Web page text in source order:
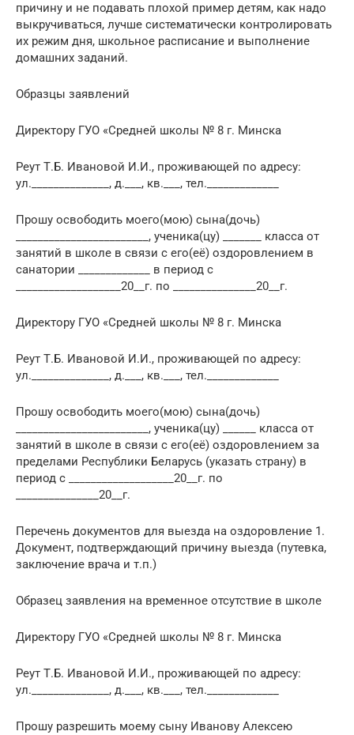
причину и не подавать плохой пример детям, как надо
выкручиваться, лучше систематически контролировать
их режим дня, школьное расписание и выполнение
домашних заданий.
Образцы заявлений
Директору ГУО «Средней школы № 8 г. Минска
Реут Т.Б. Ивановой И.И., проживающей по адресу:
ул.______________, д.___, кв.___, тел._____________
Прошу освободить моего(мою) сына(дочь)
________________________, ученика(цу) _______ класса от
занятий в школе в связи с его(её) оздоровлением в
санатории _____________ в период с
___________________20__г. по _______________20__г.
Директору ГУО «Средней школы № 8 г. Минска
Реут Т.Б. Ивановой И.И., проживающей по адресу:
ул.______________, д.___, кв.___, тел._____________
Прошу освободить моего(мою) сына(дочь)
________________________, ученика(цу) ______ класса от
занятий в школе в связи с его(её) оздоровлением за
пределами Республики Беларусь (указать страну) в
период с ___________________20__г. по
_______________20__г.
Перечень документов для выезда на оздоровление 1.
Документ, подтверждающий причину выезда (путевка,
заключение врача и т.п.)
Образец заявления на временное отсутствие в школе
Директору ГУО «Средней школы № 8 г. Минска
Реут Т.Б. Ивановой И.И., проживающей по адресу:
ул.______________, д.___, кв.___, тел._____________
Прошу разрешить моему сыну Иванову Алексею